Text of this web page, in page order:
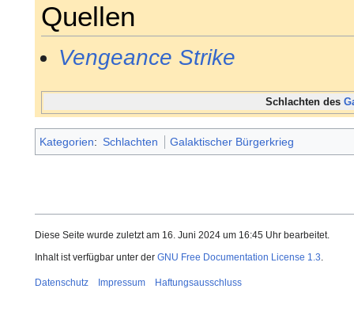
Quellen
Vengeance Strike
Schlachten des
Kategorien: Schlachten Galaktischer Bürgerkrieg
Diese Seite wurde zuletzt am 16. Juni 2024 um 16:45 Uhr bearbeitet.
Inhalt ist verfügbar unter der GNU Free Documentation License 1.3.
Datenschutz Impressum Haftungsausschluss